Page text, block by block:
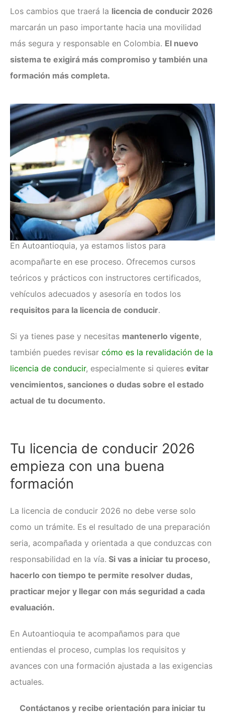
Los cambios que traerá la licencia de conducir 2026
marcarán un paso importante hacia una movilidad
más segura y responsable en Colombia. El nuevo
sistema te exigirá más compromiso y también una
formación más completa.
En Autoantioquia, ya estamos listos para
acompañarte en ese proceso. Ofrecemos cursos
teóricos y prácticos con instructores certificados,
vehículos adecuados y asesoría en todos los
requisitos para la licencia de conducir.
Si ya tienes pase y necesitas mantenerlo vigente,
también puedes revisar cómo es la revalidación de la
licencia de conducir, especialmente si quieres evitar
vencimientos, sanciones o dudas sobre el estado
actual de tu documento.
Tu licencia de conducir 2026
empieza con una buena
formación
La licencia de conducir 2026 no debe verse solo
como un trámite. Es el resultado de una preparación
seria, acompañada y orientada a que conduzcas con
responsabilidad en la vía. Si vas a iniciar tu proceso,
hacerlo con tiempo te permite resolver dudas,
practicar mejor y llegar con más seguridad a cada
evaluación.
En Autoantioquia te acompañamos para que
entiendas el proceso, cumplas los requisitos y
avances con una formación ajustada a las exigencias
actuales.
Contáctanos y recibe orientación para iniciar tu